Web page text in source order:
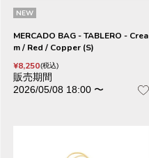
NEW
MERCADO BAG - TABLERO - Crea
m / Red / Copper (S)
¥8,250 税込
販売期間
2026/05/08 18:00 〜